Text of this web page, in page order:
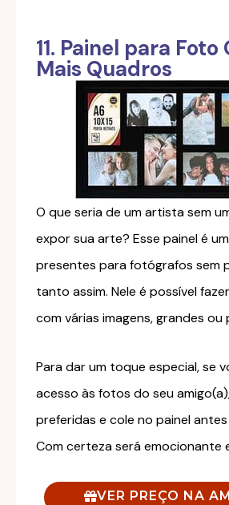
11. Painel para Foto
Mais Quadros
O que seria de um artista sem
expor sua arte? Esse painel é
presentes para fotógrafos sem
tanto assim. Nele é possível
com várias imagens, grandes ou
Para dar um toque especial, se
acesso às fotos do seu
preferidas e cole no painel
Com certeza será emocionante
VER PREÇO NA